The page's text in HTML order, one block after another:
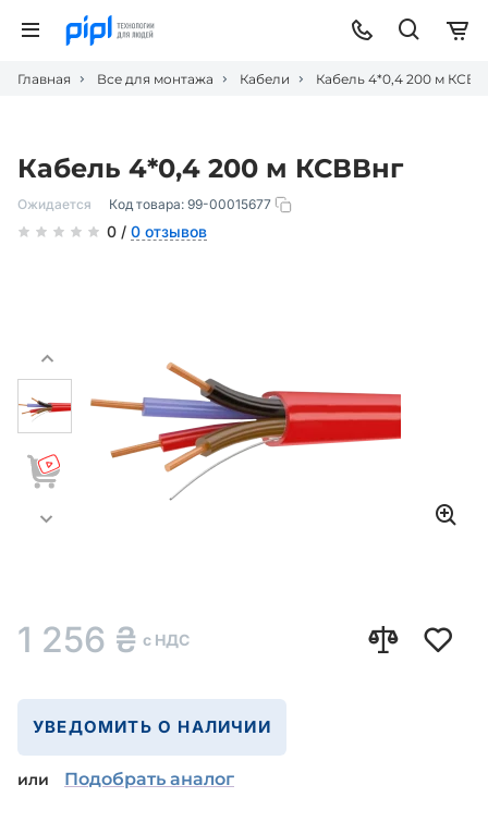
Главная Все для монтажа Кабели Кабель 4*0,4 200 м
Кабель 4*0,4 200 м КСВВнг
Ожидается Код товара: 99-00015677
0 / 0 отзывов
1 256 ₴ с НДС
УВЕДОМИТЬ О НАЛИЧИИ
или Подобрать аналог